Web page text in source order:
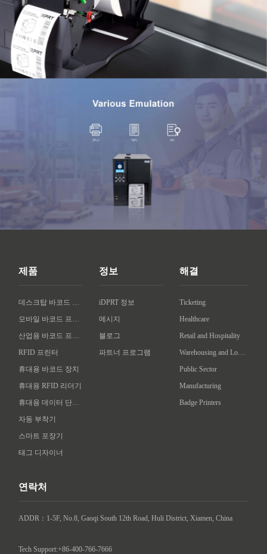
제품
데스크탑 바코드 프린터
모바일 바코드 프린터
산업용 바코드 프린터
RFID 프린터
휴대용 바코드 장치
휴대용 RFID 리더기
휴대용 데이터 단말기
자동 부착기
스마트 포장기
태그 디자이너
정보
iDPRT 정보
메시지
블로그
파트너 프로그램
해결
Ticketing
Healthcare
Retail and Hospitality
Warehousing and Logistics
Public Sector
Manufacturing
Badge Printers
연락처
ADDR：1-5F, No.8, Gaoqi South 12th Road, Huli District, Xiamen, China
Tech Support:+86-400-766-7666